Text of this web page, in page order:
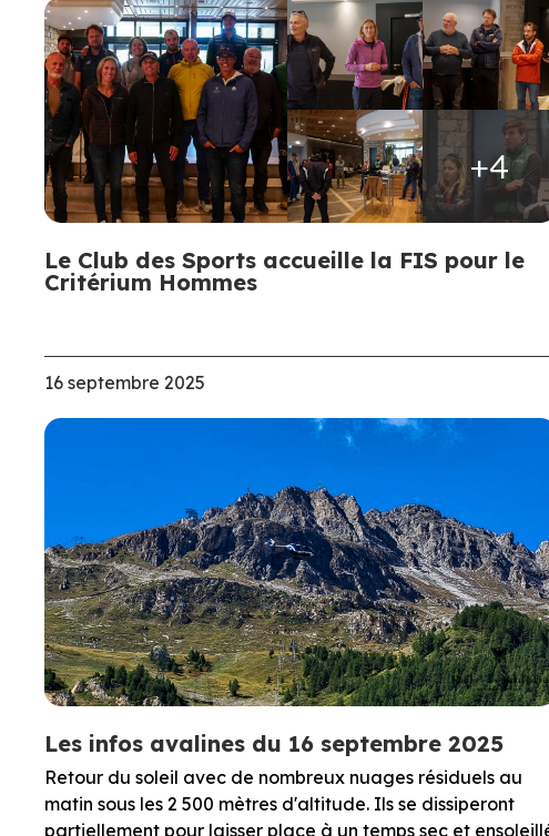
+4
Le Club des Sports accueille la FIS pour le
Critérium Hommes
16 septembre 2025
Les infos avalines du 16 septembre 2025
Retour du soleil avec de nombreux nuages résiduels au
matin sous les 2 500 mètres d'altitude. Ils se dissiperont
partiellement pour laisser place à un temps sec et